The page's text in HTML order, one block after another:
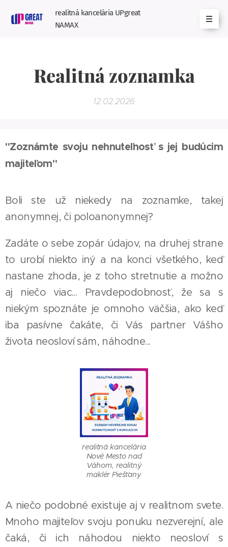
realitná kancelária UPgreat
NAMAX
Realitná zoznamka
12.02.2026
"Zoznámte svoju nehnuteľnosť s jej budúcim
majiteľom"
Boli ste už niekedy na zoznamke, takej
anonymnej, či poloanonymnej?
Zadáte o sebe zopár údajov, na druhej strane
to urobí niekto iný a na konci všetkého, keď
nastane zhoda, je z toho stretnutie a možno
aj niečo viac... Pravdepodobnosť, že sa s
niekým spoznáte je omnoho väčšia, ako keď
iba pasívne čakáte, či Vás partner Vášho
života neosloví sám, náhodne...
realitná kancelária
Nové Mesto nad
Váhom, realitný
maklér Piešťany
A niečo podobné existuje aj v realitnom svete.
Mnoho majiteľov svoju ponuku nezverejní, ale
čaká, či ich náhodou niekto neosloví s